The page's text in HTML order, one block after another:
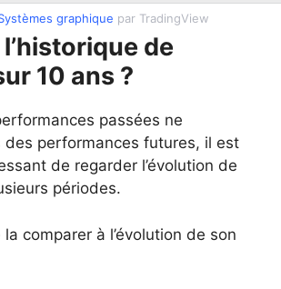
graphique par TradingView
de
10 ans ?
passées ne
des performances futures, il est
de regarder l’évolution de
périodes.
comparer à l’évolution de son